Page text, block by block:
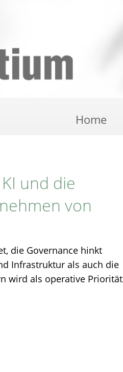
Home
und die
von
die Governance hinkt
Infrastruktur als auch die
wird als operative Priorität